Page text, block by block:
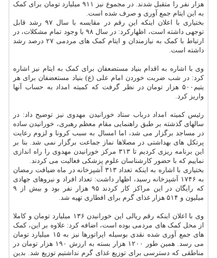
هزار نفر را متقبل شدند. در مجموع نیز ۹۱۱ میلیارد تومان برای کمک
به این ایتام جمع آوری و صرف شده است.
بختیاری با اعلان اینکه این رقم در مقایسه با سال ۹۷ رشد قابل
توجهی داشته است، اظهارکرد: در سال ۹۸ با وجود تمام مشکلات، در
ارتباط با کمک به نیازمندان و ایتام کمک های مردمی ۲۷ درصد رشد
داشته است.
وی با اشاره به اقدام بنیاد مستضعفان برای کمک به ایتام نیز اشاره
کرد: در شب ضربت خوردن امام علی (ع) بنیاد مستعضفان برای هر
یتیم۵۰۰ هزار تومان در نظر گرفت که کمیته امداد به حساب آنها
واریز کرد.
رئیس کمیته امداد درباب ستاد خورانیدن مهدوی نیز توضیح داد: در
سالهای گذشته بر طبق راهنمایی مقام معظم رهبری، خورانیدن ساده
در مساجد برگزار می شد، اما امسال به سبب کرونا و لزوم رعایت
پرتکل های بهداشتی در مصلاها نماز جماعت برگزار نمی شد. بنا بر
این برنامه ریزی کردیم تا ۳۱۳ مرکز خورانیدن مهدوی را راه اندازی
نماییم که با حضور کارشناسان علوم پزشکی فعالیت می کردند.
بختیاری با اشاره به اینکه تعداد ۳۱۳ آشپزخانه در ماه ضیافت رمضان
به ۱۷۴۶ آشپزخانه رسید، اظهار داشت: تعداد افراد و نیروهای جهادی
که رایگان در این مراکز کار کردند ۹۵ هزار نفر بود و بیش از ۹
میلیون و ۵۱۴ هزار غذای گرم برای افطاری تهیه شد.
وی با اعلان اینکه رقم ریالی این خورانیدن ۱۳۶ میلیارد تومان و کاملا
از محل کمک های مردمی بوده است، اضافه کرد: علاوه بر این، کمک
های جمع آوری شده نقدی بوسیله اپراتورها نیز به ۱۵ میلیارد تومان
می رسد. همین طور ۱۲۰۰ هزار بسته به ارزش ۱۹۰ هزار تومان در
مناطقی که دسترسی برای توزیع غذای گرم نداشتیم توزیع شد. بدین